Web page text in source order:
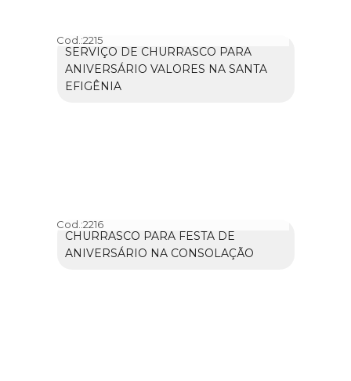
Cod.:2215
SERVIÇO DE CHURRASCO PARA
ANIVERSÁRIO VALORES NA SANTA
EFIGÊNIA
Cod.:2216
CHURRASCO PARA FESTA DE
ANIVERSÁRIO NA CONSOLAÇÃO